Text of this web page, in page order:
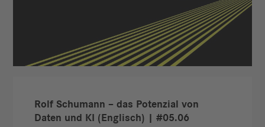
Rolf Schumann – das Potenzial von
Daten und KI (Englisch) | #05.06